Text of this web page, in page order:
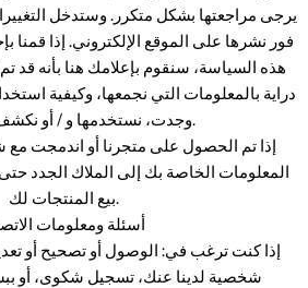
يرجى مراجعتها بشكل متكرر. وستدخل
فور نشرها على الموقع الإلكتروني. إذا قمنا
هذه السياسة، سنقوم بإعلامك هنا بأنه قد
دراية بالمعلومات التي نجمعها، وكيفية
وجدت، نستخدمها و / أو نكشف عنها ذلك.
إذا تم الحصول على متجرنا أو اندمجت مع
المعلومات الخاصة بك إلى الملاك الجدد
بيع المنتجات لك.
أسئلة ومعلومات
إذا كنت ترغب في: الوصول أو تصحيح أو
شخصية لدينا عنك، تسجيل شكوى، أو